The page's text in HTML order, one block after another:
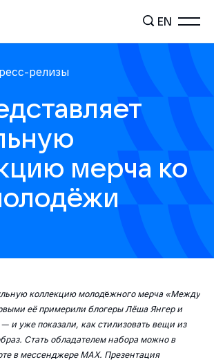
EN
релизы
мерча ко
коллекцию молодёжного мерча «Между
её примерили блогеры Лёша Янгер и
и уже показали, как стилизовать вещи из
Стать обладателем набора можно в
в мессенджере МАХ. Презентация